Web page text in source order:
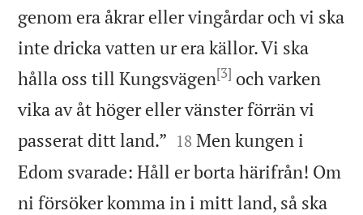
genom era åkrar eller vingårdar och vi ska
inte dricka vatten ur era källor. Vi ska
hålla oss till Kungsvägen[3] och varken
vika av åt höger eller vänster förrän vi
passerat ditt land.” 

18 Men kungen i
Edom svarade: Håll er borta härifrån! Om
ni försöker komma in i mitt land, så ska